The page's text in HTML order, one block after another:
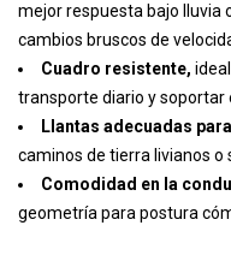
mejor respuesta bajo lluvia
cambios bruscos de
Cuadro resistente,
transporte diario y soportar
Llantas adecuadas
caminos de tierra livianos o
Comodidad en la
geometría para postura